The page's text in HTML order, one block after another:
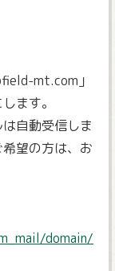
mt.com」
ます。
自動受信しま
望の方は、お
domain/